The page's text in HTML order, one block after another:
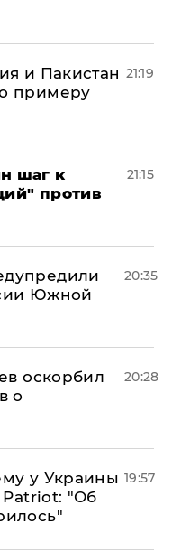
и Пакистан
примеру
21:19
шаг к
против
21:15
Южной
20:35
оскорбил
о
20:28
у Украины
Patriot: "Об
19:57